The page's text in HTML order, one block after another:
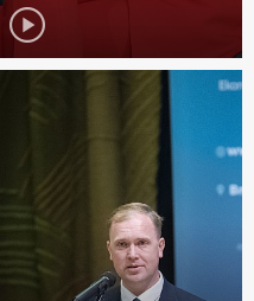
play_circle